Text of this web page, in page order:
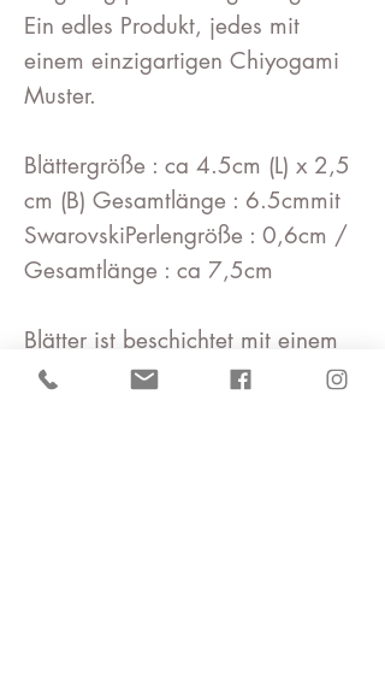
Ein edles Produkt, jedes mit
einem einzigartigen Chiyogami
Muster.
Blättergröße : ca 4.5cm (L) x 2,5
cm (B) Gesamtlänge : 6.5cmmit
SwarovskiPerlengröße : 0,6cm /
Gesamtlänge : ca 7,5cm
Blätter ist beschichtet mit einem
Gel auf natürlicher Basis, damit